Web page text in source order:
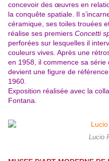
concevoir des œuvres en
la conquête spatiale. Il
céramique, ses toiles trouées
réalise ses premiers Concetti
perforées sur lesquelles il
couleurs vives. Après une
en 1958, il commence sa série
devient une figure de
1960
Exposition réalisée avec la
Fontana.
Lucio